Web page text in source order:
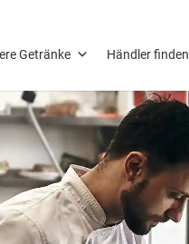
Getränke Händler finden